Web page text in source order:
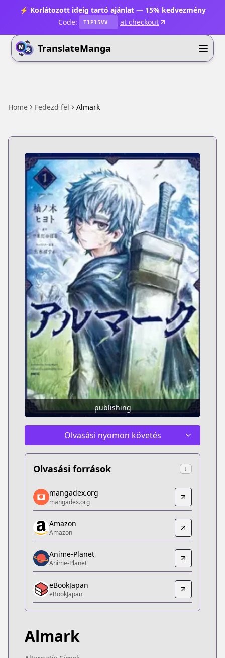
⚡ Korlátozott ideig tartó ajánlat — 15% kedvezmény
Code:
T1P15VV at checkout
TranslateManga
Home Fedezd fel Almark
publishing
Olvasási nyomon követés
Olvasási források ↓
mangadex.org
mangadex.org
https://mangadex.org/title/d803df2d-9706-41ed-
Amazon
Amazon
https://www.amazon.co.jp/dp/B0BS98DGFJ
Anime-Planet
Anime-Planet
https://www.anime-planet.com/manga/almark
eBookJapan
eBookJapan
Official Raw
mangadex.org
mangadex.org
Amazon
Amazon
Anime-Planet
Anime-Planet
eBookJapan
eBookJapan
Almark